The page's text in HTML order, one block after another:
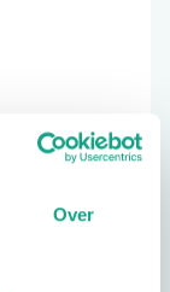
Over